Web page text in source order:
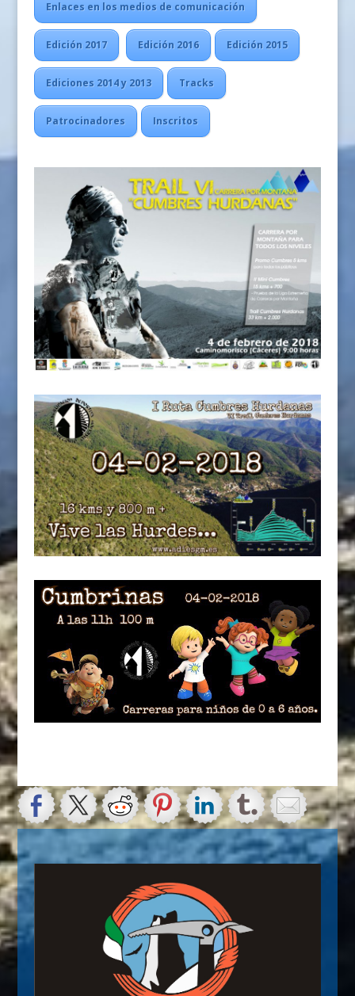
Enlaces en los medios de comunicación
Edición 2017 Edición 2016 Edición 2015
Ediciones 2014 y 2013 Tracks
Patrocinadores Inscritos